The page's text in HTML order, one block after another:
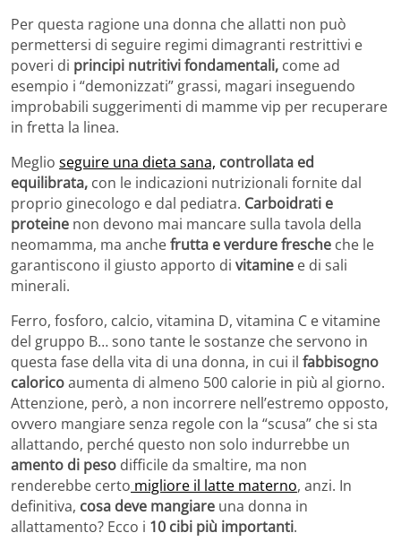
Per questa ragione una donna che allatti non può
permettersi di seguire regimi dimagranti restrittivi e
poveri di principi nutritivi fondamentali, come ad
esempio i “demonizzati” grassi, magari inseguendo
improbabili suggerimenti di mamme vip per recuperare
in fretta la linea.
Meglio seguire una dieta sana, controllata ed
equilibrata, con le indicazioni nutrizionali fornite dal
proprio ginecologo e dal pediatra. Carboidrati e
proteine non devono mai mancare sulla tavola della
neomamma, ma anchefrutta e verdure fresche che le
garantiscono il giusto apporto di vitamine e di sali
minerali.
Ferro, fosforo, calcio, vitamina D, vitamina C e vitamine
del gruppo B… sono tante le sostanze che servono in
questa fase della vita di una donna, in cui il fabbisogno
caloricoaumenta di almeno 500 calorie in più al giorno.
Attenzione, però, a non incorrere nell’estremo opposto,
ovvero mangiare senza regole con la “scusa” che si sta
allattando, perché questo non solo indurrebbe un
amento di peso difficile da smaltire, ma non
renderebbe certo migliore il latte materno, anzi. In
definitiva, cosa deve mangiare una donna in
allattamento? Ecco i 10 cibi più importanti.